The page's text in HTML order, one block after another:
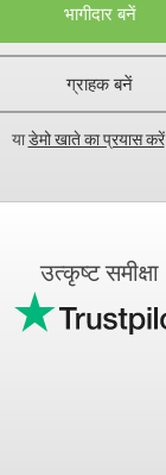
भागीदार बनें
ग्राहक बनें
याडेमो खाते का प्रयास करें
उत्कृष्ट समीक्षा